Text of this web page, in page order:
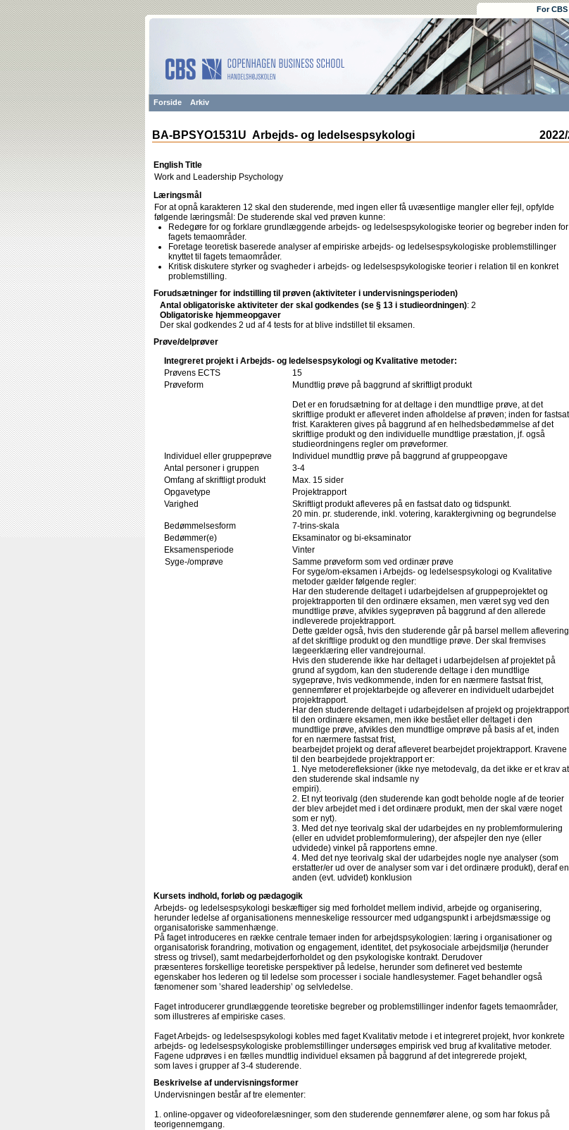
For
Forside Arkiv
BA-BPSYO1531U Arbejds- og ledelsespsykologi
English Title
Work and Leadership Psychology
Læringsmål
For at opnå karakteren 12 skal den studerende, med ingen eller få uvæsentlige mangler eller fejl, opfylde
følgende læringsmål: De studerende skal ved prøven kunne:
Redegøre for og forklare grundlæggende arbejds- og ledelsespsykologiske teorier og begreber inden for
fagets temaområder.
Foretage teoretisk baserede analyser af empiriske arbejds- og ledelsespsykologiske problemstillinger
knyttet til fagets temaområder.
Kritisk diskutere styrker og svagheder i arbejds- og ledelsespsykologiske teorier i relation til en konkret
problemstilling.
Forudsætninger for indstilling til prøven (aktiviteter i undervisningsperioden)
Antal obligatoriske aktiviteter der skal godkendes (se § 13 i studieordningen): 2
Obligatoriske hjemmeopgaver
Der skal godkendes 2 ud af 4 tests for at blive indstillet til eksamen.
Prøve/delprøver
Integreret projekt i Arbejds- og ledelsespsykologi og Kvalitative metoder:
Prøvens ECTS
15
Prøveform
Mundtlig prøve på baggrund af skriftligt produkt
Det er en forudsætning for at deltage i den mundtlige prøve, at det
skriftlige produkt er afleveret inden afholdelse af prøven; inden for fastsat
frist. Karakteren gives på baggrund af en helhedsbedømmelse af det
skriftlige produkt og den individuelle mundtlige præstation, jf. også
studieordningens regler om prøveformer.
Individuel eller gruppeprøve
Individuel mundtlig prøve på baggrund af gruppeopgave
Antal personer i gruppen
3-4
Omfang af skriftligt produkt
Max. 15 sider
Opgavetype
Projektrapport
Varighed
Skriftligt produkt afleveres på en fastsat dato og tidspunkt.
20 min. pr. studerende, inkl. votering, karaktergivning og begrundelse
Bedømmelsesform
7-trins-skala
Bedømmer(e)
Eksaminator og bi-eksaminator
Eksamensperiode
Vinter
Syge-/omprøve
Samme prøveform som ved ordinær prøve
For syge/om-eksamen i Arbejds- og ledelsespsykologi og Kvalitative
metoder gælder følgende regler:
Har den studerende deltaget i udarbejdelsen af gruppeprojektet og
projektrapporten til den ordinære eksamen, men været syg ved den
mundtlige prøve, afvikles sygeprøven på baggrund af den allerede
indleverede projektrapport.
Dette gælder også, hvis den studerende går på barsel mellem aflevering
af det skriftlige produkt og den mundtlige prøve. Der skal fremvises
lægeerklæring eller vandrejournal.
Hvis den studerende ikke har deltaget i udarbejdelsen af projektet på
grund af sygdom, kan den studerende deltage i den mundtlige
sygeprøve, hvis vedkommende, inden for en nærmere fastsat frist,
gennemfører et projektarbejde og afleverer en individuelt udarbejdet
projektrapport.
Har den studerende deltaget i udarbejdelsen af projekt og projektrapport
til den ordinære eksamen, men ikke bestået eller deltaget i den
mundtlige prøve, afvikles den mundtlige omprøve på basis af et, inden
for en nærmere fastsat frist,
bearbejdet projekt og deraf afleveret bearbejdet projektrapport. Kravene
til den bearbejdede projektrapport er:
1. Nye metoderefleksioner (ikke nye metodevalg, da det ikke er et krav at
den studerende skal indsamle ny
empiri).
2. Et nyt teorivalg (den studerende kan godt beholde nogle af de teorier
der blev arbejdet med i det ordinære produkt, men der skal være noget
som er nyt).
3. Med det nye teorivalg skal der udarbejdes en ny problemformulering
(eller en udvidet problemformulering), der afspejler den nye (eller
udvidede) vinkel på rapportens emne.
4. Med det nye teorivalg skal der udarbejdes nogle nye analyser (som
erstatter/er ud over de analyser som var i det ordinære produkt), deraf en
anden (evt. udvidet) konklusion
Kursets indhold, forløb og pædagogik
Arbejds- og ledelsespsykologi beskæftiger sig med forholdet mellem individ, arbejde og organisering,
herunder ledelse af organisationens menneskelige ressourcer med udgangspunkt i arbejdsmæssige og
organisatoriske sammenhænge.
På faget introduceres en række centrale temaer inden for arbejdspsykologien: læring i organisationer og
organisatorisk forandring, motivation og engagement, identitet, det psykosociale arbejdsmiljø (herunder
stress og trivsel), samt medarbejderforholdet og den psykologiske kontrakt. Derudover
præsenteres forskellige teoretiske perspektiver på ledelse, herunder som defineret ved bestemte
egenskaber hos lederen og til ledelse som processer i sociale handlesystemer. Faget behandler også
fænomener som ’shared leadership’ og selvledelse.
Faget introducerer grundlæggende teoretiske begreber og problemstillinger indenfor fagets temaområder,
som illustreres af empiriske cases.
Faget Arbejds- og ledelsespsykologi kobles med faget Kvalitativ metode i et integreret projekt, hvor konkrete
arbejds- og ledelsespsykologiske problemstillinger undersøges empirisk ved brug af kvalitative metoder.
Fagene udprøves i en fælles mundtlig individuel eksamen på baggrund af det integrerede projekt,
som laves i grupper af 3-4 studerende.
Beskrivelse af undervisningsformer
Undervisningen består af tre elementer:
1. online-opgaver og videoforelæsninger, som den studerende gennemfører alene, og som har fokus på
teorigennemgang.